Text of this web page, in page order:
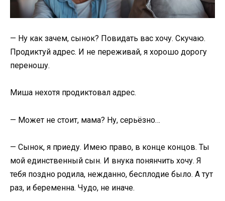
— Ну как зачем, сынок? Повидать вас хочу. Скучаю.
Продиктуй адрес. И не переживай, я хорошо дорогу
переношу.
Миша нехотя продиктовал адрес.
— Может не стоит, мама? Ну, серьёзно…
— Сынок, я приеду. Имею право, в конце концов. Ты
мой единственный сын. И внука понянчить хочу. Я
тебя поздно родила, нежданно, бесплодие было. А тут
раз, и беременна. Чудо, не иначе.